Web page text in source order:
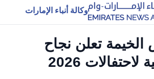
وكالة أنباء الإمارات
تعلن نجاح
2026